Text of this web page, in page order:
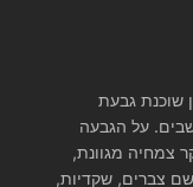
שוכנת גבעת
על הגבעה
צמחיה מגוונת,
צברים, שקדיות,